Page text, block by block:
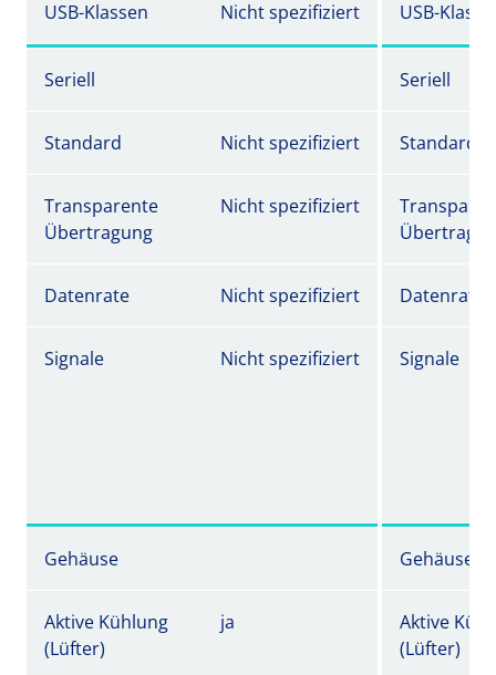
USB-Klassen Nicht spezifiziert USB-
Seriell Seriell
Standard Nicht spezifiziert Standard
Transparente
Übertragung
Nicht spezifiziert
Datenrate Nicht spezifiziert Datenrate
Signale Nicht spezifiziert Signale
Gehäuse Gehäuse
Aktive Kühlung
(Lüfter)
ja
Aktive
(Lüfter)